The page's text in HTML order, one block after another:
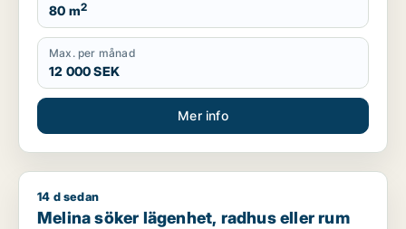
80 m2
Max. per månad
12 000 SEK
Mer info
Melina söker lägenhet, radhus eller rum att hyra i Skövde
14 d sedan
Melina söker lägenhet, radhus eller rum